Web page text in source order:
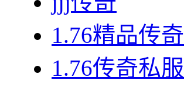
1.76精品传奇
1.76传奇私服